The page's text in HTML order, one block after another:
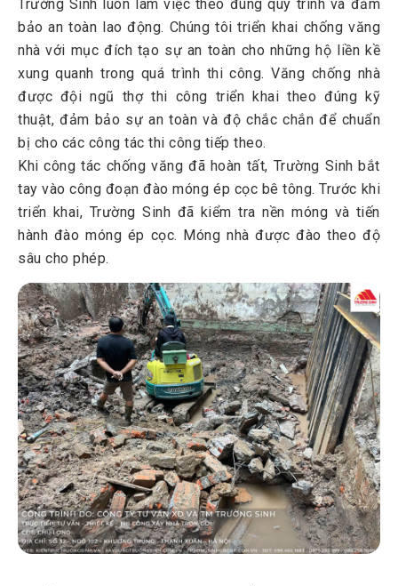
Trường Sinh luôn làm việc theo đúng quy trình và đảm
bảo an toàn lao động. Chúng tôi triển khai chống văng
nhà với mục đích tạo sự an toàn cho những hộ liền kề
xung quanh trong quá trình thi công. Văng chống nhà
được đội ngũ thợ thi công triển khai theo đúng kỹ
thuật, đảm bảo sự an toàn và độ chắc chắn để chuẩn
bị cho các công tác thi công tiếp theo.
Khi công tác chống văng đã hoàn tất, Trường Sinh bắt
tay vào công đoạn đào móng ép cọc bê tông. Trước khi
triển khai, Trường Sinh đã kiểm tra nền móng và tiến
hành đào móng ép cọc. Móng nhà được đào theo độ
sâu cho phép.